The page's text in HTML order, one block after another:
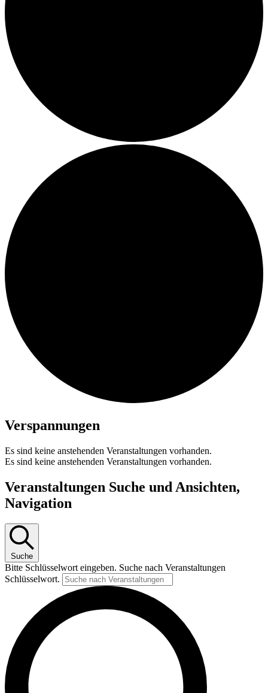
Verspannungen
Es sind keine anstehenden Veranstaltungen vorhanden.
Es sind keine anstehenden Veranstaltungen vorhanden.
Veranstaltungen Suche und Ansichten,
Navigation
Suche
Bitte Schlüsselwort eingeben. Suche nach Veranstaltungen
Schlüsselwort.